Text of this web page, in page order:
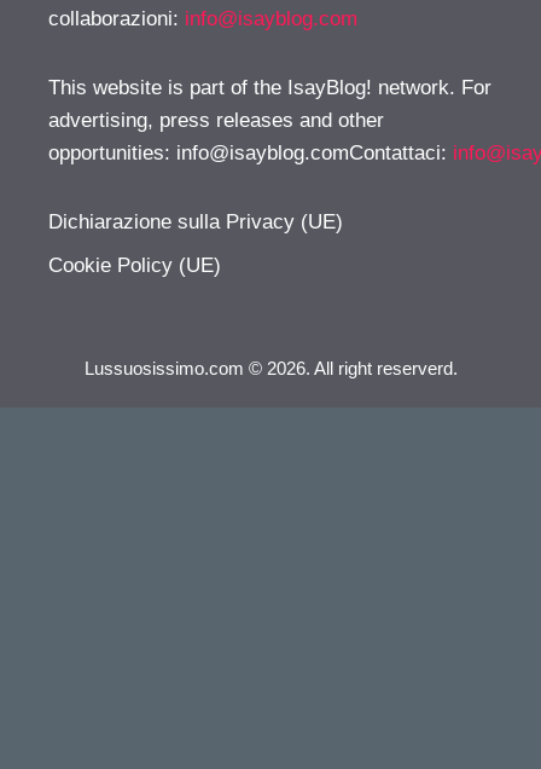
collaborazioni: info@isayblog.com
This website is part of the IsayBlog! network. For
advertising, press releases and other
opportunities: info@isayblog.comContattaci:
Dichiarazione sulla Privacy (UE)
Cookie Policy (UE)
Lussuosissimo.com © 2026. All right reserverd.